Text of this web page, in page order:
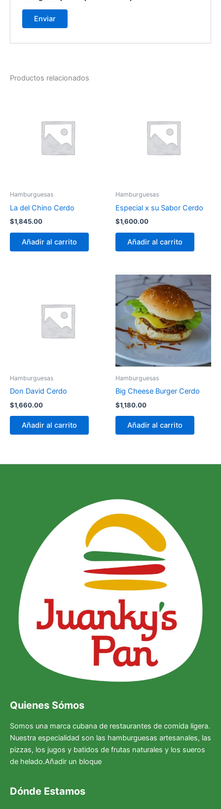
Productos relacionados
Hamburguesas
La del Chino Cerdo
$1,845.00
Añadir al carrito
Hamburguesas
Especial x su Sabor Cerdo
$1,600.00
Añadir al carrito
Hamburguesas
Don David Cerdo
$1,660.00
Añadir al carrito
Hamburguesas
Big Cheese Burger Cerdo
$1,180.00
Añadir al carrito
Quienes Sómos
Somos una marca cubana de restaurantes de comida ligera.
Nuestra especialidad son las hamburguesas artesanales, las
pizzas, los jugos y batidos de frutas naturales y los sueros
de helado.Añadir un bloque
Dónde Estamos